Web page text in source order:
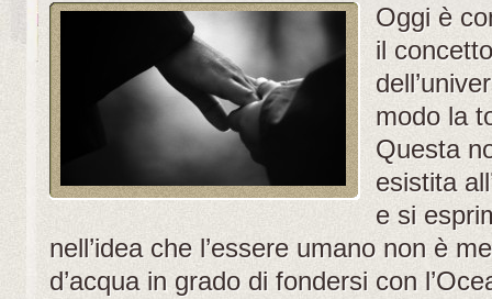
Oggi è
il
modo la
Questa
esistita
e si
nell’idea che l’essere umano non è
d’acqua in grado di fondersi con